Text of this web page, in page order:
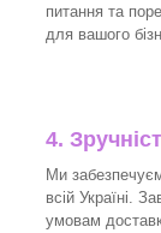
питання та
для вашого
4.
Ми
всій Україні.
умовам